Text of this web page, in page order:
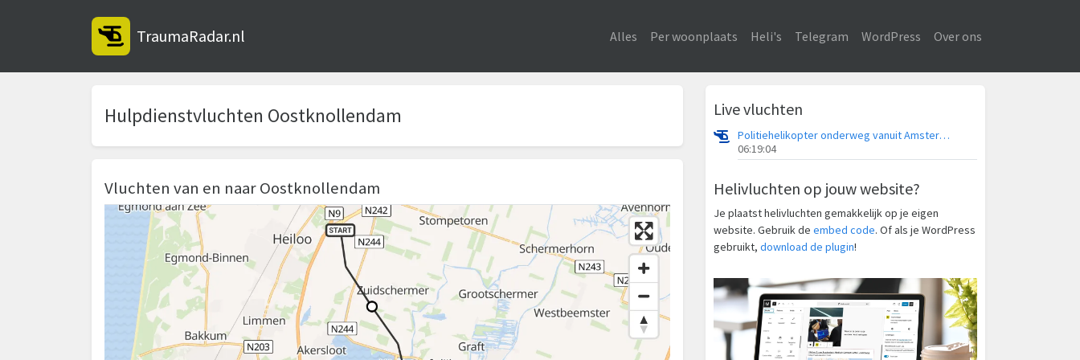
TraumaRadar.nl Alles Per woonplaats Heli's Telegram WordPress Over ons
Hulpdienstvluchten Oostknollendam
Vluchten van en naar Oostknollendam
Live vluchten
Politiehelikopter onderweg vanuit Amsterdam Vliegveld Schiphol
06:19:04
Helivluchten op jouw website?
Je plaatst helivluchten gemakkelijk op je eigen
website. Gebruik de embed code. Of als je WordPress
gebruikt, download de plugin!